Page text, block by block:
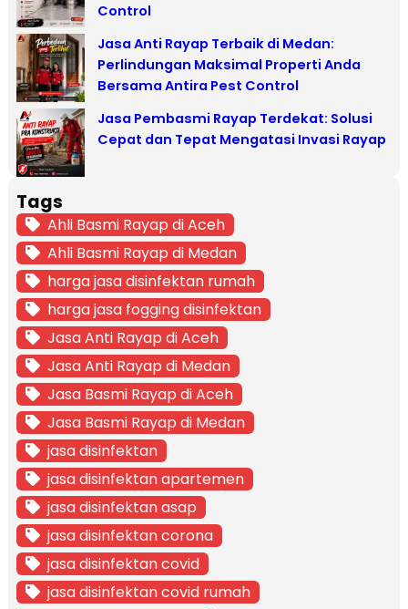
Control
Jasa Anti Rayap Terbaik di Medan:
Perlindungan Maksimal Properti Anda
Bersama Antira Pest Control
Jasa Pembasmi Rayap Terdekat: Solusi
Cepat dan Tepat Mengatasi Invasi Rayap
Tags
Ahli Basmi Rayap di Aceh
Ahli Basmi Rayap di Medan
harga jasa disinfektan rumah
harga jasa fogging disinfektan
Jasa Anti Rayap di Aceh
Jasa Anti Rayap di Medan
Jasa Basmi Rayap di Aceh
Jasa Basmi Rayap di Medan
jasa disinfektan
jasa disinfektan apartemen
jasa disinfektan asap
jasa disinfektan corona
jasa disinfektan covid
jasa disinfektan covid rumah